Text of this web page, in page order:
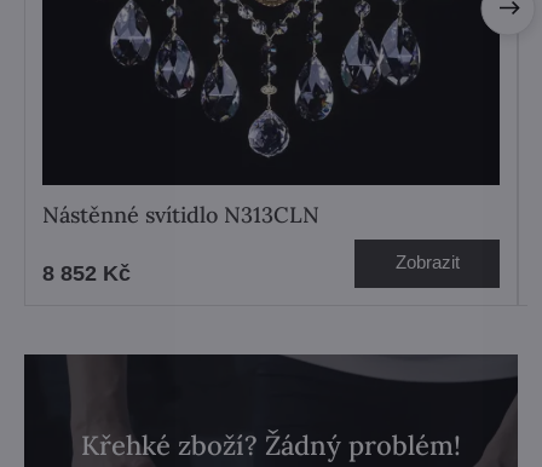
Nástěnné svítidlo N313CLN
8 852 Kč Zobrazit
Křehké zboží? Žádný problém!